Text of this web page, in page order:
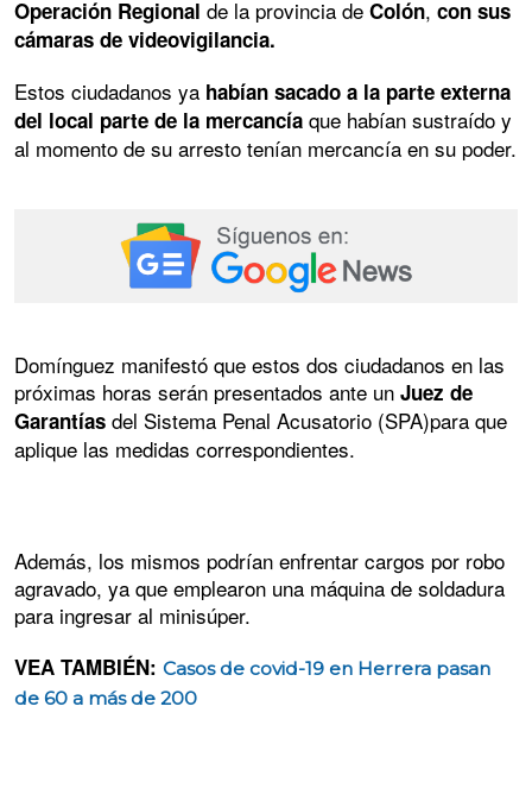
Operación Regional de la provincia de Colón, con sus
cámaras de videovigilancia.
Estos ciudadanos ya habían sacado a la parte externa
del local parte de la mercancía que habían sustraído y
al momento de su arresto tenían mercancía en su poder.
Domínguez manifestó que estos dos ciudadanos en las
próximas horas serán presentados ante un Juez de
Garantías del Sistema Penal Acusatorio (SPA)para que
aplique las medidas correspondientes.
Además, los mismos podrían enfrentar cargos por robo
agravado, ya que emplearon una máquina de soldadura
para ingresar al minisúper.
VEA TAMBIÉN: Casos de covid-19 en Herrera pasan
de 60 a más de 200